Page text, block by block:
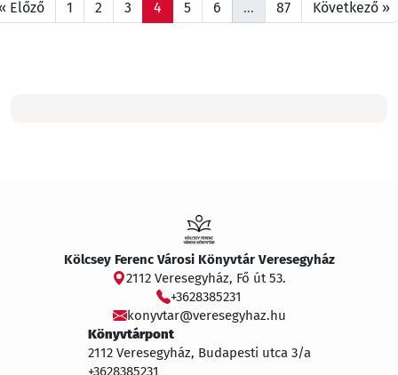
Előző 1 2 3 4 5 6 … 87 Következő »
Kölcsey Ferenc Városi Könyvtár Veresegyház
2112 Veresegyház, Fő út 53.
+3628385231
konyvtar@veresegyhaz.hu
Könyvtárpont
2112 Veresegyház, Budapesti utca 3/a
+3628385231